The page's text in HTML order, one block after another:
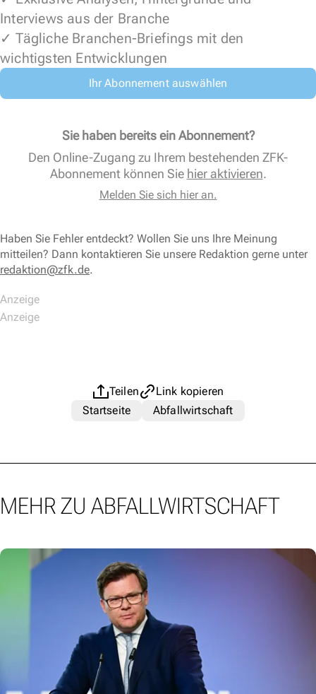
Interviews aus der Branche
✓ Tägliche Branchen-Briefings mit den
wichtigsten Entwicklungen
Ihr Abonnement auswählen
Sie haben bereits ein Abonnement?
Den Online-Zugang zu Ihrem bestehenden ZFK-
Abonnement können Sie hier aktivieren.
Melden Sie sich hier an.
Haben Sie Fehler entdeckt? Wollen Sie uns Ihre Meinung
mitteilen? Dann kontaktieren Sie unsere Redaktion gerne unter
redaktion@zfk.de.
Teilen
Link kopieren
Startseite
Abfallwirtschaft
MEHR ZU ABFALLWIRTSCHAFT